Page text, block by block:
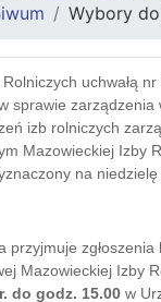
Wybory
uchwałą
sprawie zarządzenia
izb rolniczych
Mazowieckiej Izby
na niedzielę
przyjmuje zgłoszenia
Mazowieckiej Izby
do godz. 15.00 w